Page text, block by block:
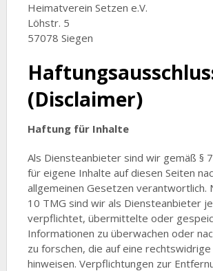
Heimatverein Setzen e.V.
Löhstr. 5
57078 Siegen
(Disclaimer)
Haftung für Inhalte
Als Diensteanbieter sind wir gemäß §
für eigene Inhalte auf diesen Seiten
allgemeinen Gesetzen verantwortlich.
10 TMG sind wir als Diensteanbieter
verpflichtet, übermittelte oder
Informationen zu überwachen oder
zu forschen, die auf eine
hinweisen. Verpflichtungen zur